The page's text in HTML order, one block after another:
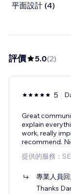
平面設計 (4)
評價 5.0(2)
5
Great
explain
work, really
recommend.
提供的服務：
專業人員
Thanks